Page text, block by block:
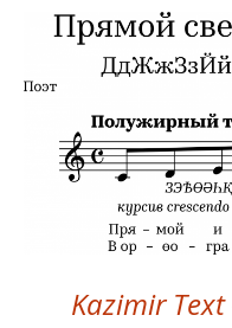
Kazimir Text